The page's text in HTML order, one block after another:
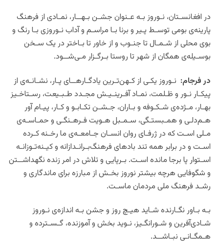
در افغانسـتان، نـوروز بـه عـنوان جشـن بـهــار، نمـادی از فرهنگ
پارینه‌ی بومی توسـط پـیر و برنا بـا مراسـم و آداب نـوروزی بـا رنگ و
بوی محلی از شـمـال تا جنـوب و از خاور تا بـاختر در یک سـخن
بوسـیله‌ی همگان از شهر تا روستا بـرگـزار مـی‌شــود.
در فرجام: نـوروز یکـی از کـهن‌تـرین یادگـارهــای پـار، نشـانـه‌ی از
پیکـار نـور و ظـلمت، نمـاد آفـرینـیـش مجـدد طـبـیعت، رسـتاخـیز
بهـار، مـژده‌ی شـکـوفه و بـاران، جـشـن تکـابـو و کـار، پیـا‌م آور
هـم‌دلـی و همـبستـگی، سـمـبل هـویت فـرهـنگـی و حمـاسـه‌ی
مـلی اسـت که در ژرفـای روان انسـان جـامعـه‌ی ما رخـنه کـرده
اسـت و در برابر همه تند بادهای فرهنگ‌بـرانـدازانه و کیـنه‌تـوزانـه
اسـتوار پا برجا مانده اسـت. بـرپایی و تلاش در امر زنده نگهداشــتن
و شگوفایی هرچه بیشتر نوروز بخـش از مبارزه برای ماندگاری و
رشـد فرهنگ ملی مردمان ماسـت.
بـه بـاور نگـارنده شـاید هیـچ روز و جشن بـه اندازه‌ی نـوروز
شـادی‌آفرین و شـورانگـیز، نـوید بخش و آموزنده، گـسـترده و
هـمگـانـی نبـاشــد.